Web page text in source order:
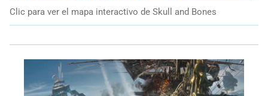
Clic para ver el mapa interactivo de Skull and Bones